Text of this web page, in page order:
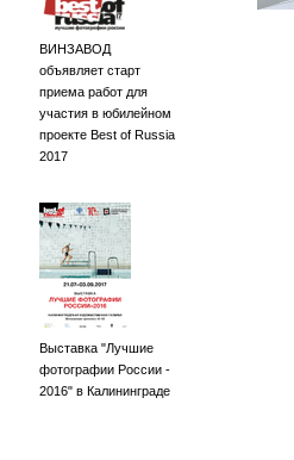
ВИНЗАВОД
объявляет старт
приема работ для
участия в юбилейном
проекте Best of Russia
2017
Выставка "Лучшие
фотографии России -
2016" в Калининграде